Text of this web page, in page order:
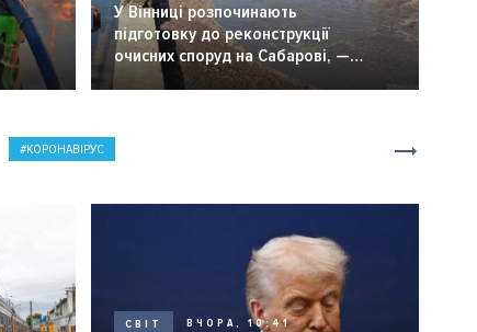
У Вінниці розпочинають
підготовку до реконструкції
очисних споруд на Сабарові, —
мер Вінниці.
КОРОНАВІРУС
СВІТ ВЧОРА, 10:41